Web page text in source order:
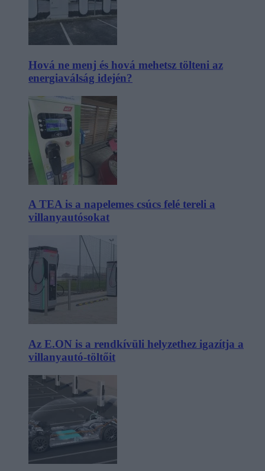
Hová ne menj és hová mehetsz tölteni az
energiaválság idején?
A TEA is a napelemes csúcs felé tereli a
villanyautósokat
Az E.ON is a rendkívüli helyzethez igazítja a
villanyautó-töltőit